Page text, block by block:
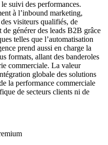
suivi des performances.
à l’inbound marketing,
visiteurs qualifiés, de
générer des leads B2B grâce
telles que l’automatisation
prend aussi en charge la
formats, allant des banderoles
commerciale. La valeur
globale des solutions
la performance commerciale
de secteurs clients ni de